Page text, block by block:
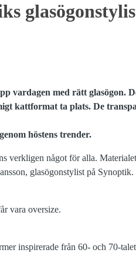
vardagen med rätt glasögon.
kattformat ta plats. De
höstens trender.
verkligen något för alla.
glasögonstylist på Synoptik.
vara oversize.
inspirerade från 60- och 70-